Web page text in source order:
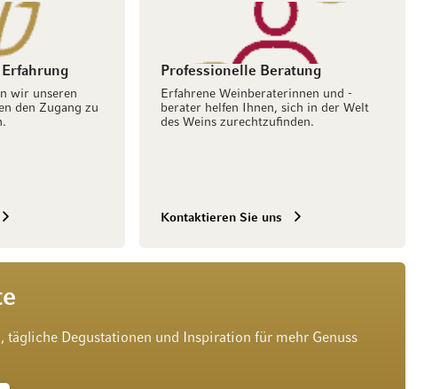
wir unseren
den Zugang zu
Professionelle Beratung
Erfahrene Weinberaterinnen und -
berater helfen Ihnen, sich in der Welt
des Weins zurechtzufinden.
Kontaktieren Sie uns
tägliche Degustationen und Inspiration für mehr Genuss